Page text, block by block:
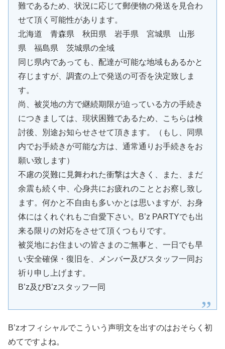
難であるため、状況に応じて郵便物の発送を見合わ
せて頂く可能性があります。
北海道 青森県 秋田県 岩手県 宮城県 山形
県 福島県 茨城県の全域
同じ県内であっても、配達が可能な地域もあるかと
存じますが、調査の上で発送の可否を決定致しま
す。
尚、被災地の方で継続期限が迫っている方の手続き
につきましては、現状困難であるため、こちらは検
討後、別途お知らせさせて頂きます。（もし、同県
内でお手続きが可能な方は、通常通りお手続きをお
願い致します）
不慮の災難に見舞われた衝撃は大きく、また、まだ
余震も続く中、心身共にお疲れのこととお察し致し
ます。何かと不自由も多いかとは思いますが、お身
体にはくれぐれもご自愛下さい。B’z PARTYでも出
来る限りの対応をさせて頂くつもりです。
被災地にお住まいの皆さまのご無事と、一日でも早
い安全確保・復旧を、メンバー及びスタッフ一同お
祈り申し上げます。
B’z及びB’zスタッフ一同
B’zオフィシャルでこういう声明文を出すのはおそらく初
めてですよね。